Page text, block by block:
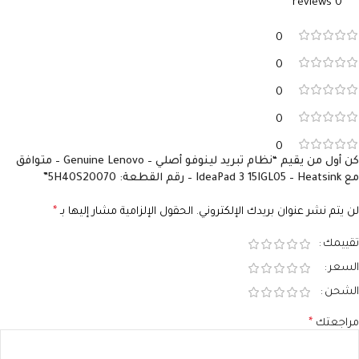
0 reviews
0
0
0
0
0
كن أول من يقيم “نظام تبريد لينوفو أصلي – Genuine Lenovo – متوافق
مع IdeaPad 3 15IGL05 – Heatsink – رقم القطعة: 5H40S20070”
لن يتم نشر عنوان بريدك الإلكتروني. الحقول الإلزامية مشار إليها بـ *
تقييمك
السعر
الشحن
مراجعتك *